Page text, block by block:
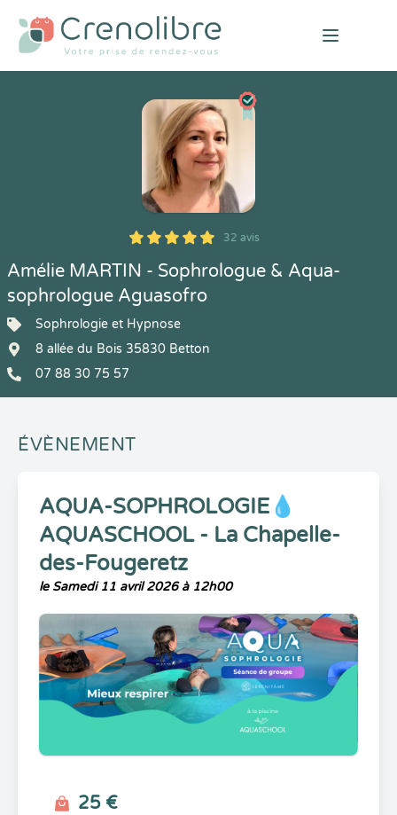
Open
5
1
5
32 32 avis
Amélie MARTIN - Sophrologue & Aqua-
sophrologue Aguasofro
Sophrologie et Hypnose
8 allée du Bois 35830 Betton
07 88 30 75 57
ÉVÈNEMENT
AQUA-SOPHROLOGIE💧
AQUASCHOOL - La Chapelle-
des-Fougeretz
le Samedi 11 avril 2026 à 12h00
25 €